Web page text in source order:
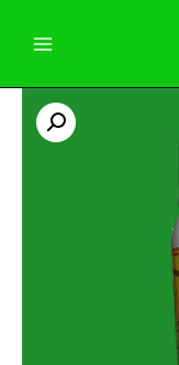
575,00 EGP.